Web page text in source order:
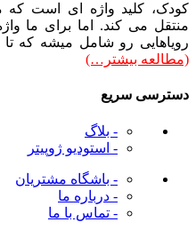
کودک، کلید واژه ای است که
منتقل می کند. اما برای ما
رویاهایی رو شامل میشه که تا 100 سالگی همراه انسان
(مطالعه بیشتر…)
دسترسی سریع
- بلاگ
- استودیو ژوپیتر
- باشگاه مشتریان
- درباره ما
- تماس با ما